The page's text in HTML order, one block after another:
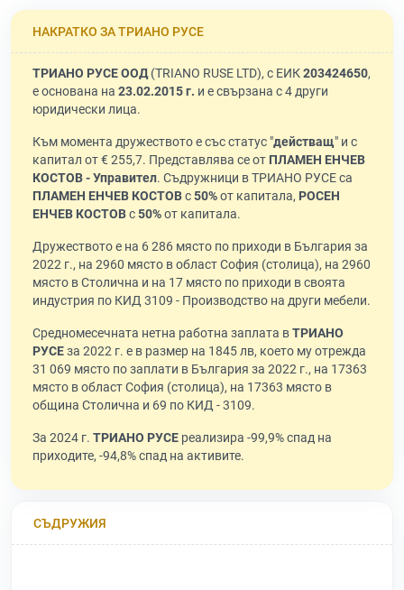
НАКРАТКО ЗА ТРИАНО РУСЕ
ТРИАНО РУСЕ ООД(TRIANO RUSE LTD), с ЕИК203424650,
е основана на 23.02.2015 г. и е свързана с 4 други
юридически лица.
Към момента дружеството е със статус "действащ" и с
капитал от € 255,7. Представлява се от ПЛАМЕН ЕНЧЕВ
КОСТОВ - Управител. Съдружници в ТРИАНО РУСЕ са
ПЛАМЕН ЕНЧЕВ КОСТОВс50%от капитала, РОСЕН
ЕНЧЕВ КОСТОВс50%от капитала.
Дружеството е на 6 286 място по приходи в България за
2022 г., на 2960 място в област София (столица), на 2960
място в Столична и на 17 място по приходи в своята
индустрия по КИД 3109 - Производство на други мебели.
Средномесечната нетна работна заплата вТРИАНО
РУСЕза 2022 г. е в размер на 1845 лв, което му отрежда
31 069 място по заплати в България за 2022 г., на 17363
място в област София (столица), на 17363 място в
община Столична и 69 по КИД - 3109.
За 2024 г. ТРИАНО РУСЕ реализира -99,9% спад на
приходите, -94,8% спад на активите.
СЪДРУЖИЯ